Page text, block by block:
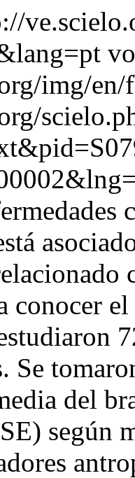
img/
conocer
Se
del
según